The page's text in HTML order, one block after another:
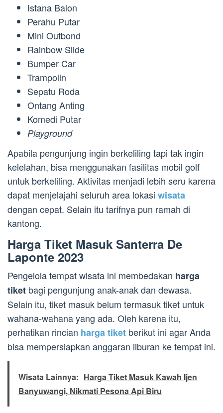
Istana Balon
Perahu Putar
Mini Outbond
Rainbow Slide
Bumper Car
Trampolin
Sepatu Roda
Ontang Anting
Komedi Putar
Playground
Apabila pengunjung ingin berkeliling tapi tak ingin
kelelahan, bisa menggunakan fasilitas mobil golf
untuk berkeliling. Aktivitas menjadi lebih seru karena
dapat menjelajahi seluruh area lokasi wisata
dengan cepat. Selain itu tarifnya pun ramah di
kantong.
Harga Tiket Masuk Santerra De
Laponte 2023
Pengelola tempat wisata ini membedakan harga
tiket bagi pengunjung anak-anak dan dewasa.
Selain itu, tiket masuk belum termasuk tiket untuk
wahana-wahana yang ada. Oleh karena itu,
perhatikan rincian harga tiket berikut ini agar Anda
bisa mempersiapkan anggaran liburan ke tempat ini.
Wisata Lainnya: Harga Tiket Masuk Kawah Ijen
Banyuwangi, Nikmati Pesona Api Biru